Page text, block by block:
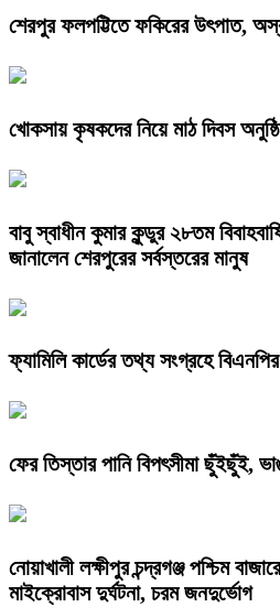
শেরপুর ফলপট্টিতে ফকিরের উৎপাত,
খোকসায় কৃষকদের নিয়ে মাঠ দিবস
বাবু স্বাধীন কুমার কুন্ডুর ২৮তম
জানালেন শেরপুরের সর্বস্তরের মানুষ
ফ্যামিলি কার্ডের তথ্য সংগ্রহে বিএনপির
ফের তিস্তার পানি বিপৎসীমা ছুঁইছুঁই,
নোয়াখালী লক্ষীপুর চন্দ্রগঞ্জ পশ্চিম
মাইক্রোবাস দুর্ঘটনা, চরম জনদুর্ভোগ